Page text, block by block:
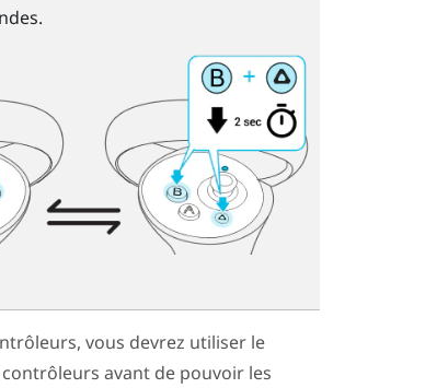
vous devrez utiliser le
avant de pouvoir les